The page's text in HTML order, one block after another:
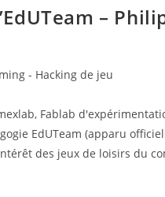
–
- Hacking de jeu
Fablab
EdUTeam (apparu
des jeux de loisirs du